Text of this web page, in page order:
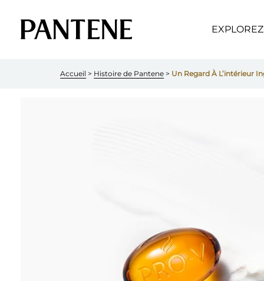
Accueil > Histoire de Pantene > Un Regard À L’intérieur